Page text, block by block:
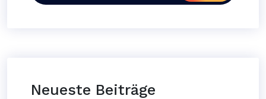
Neueste Beiträge